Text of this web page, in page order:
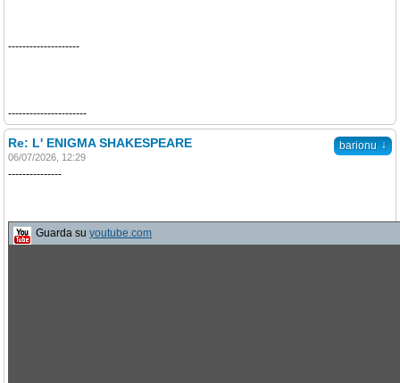
--------------------
----------------------
barionu ↓
Re: L' ENIGMA SHAKESPEARE
06/07/2026, 12:29
---------------
Guarda su youtube.com